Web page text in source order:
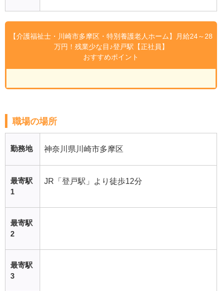
【介護福祉士・川崎市多摩区・特別養護老人ホーム】月給24～28
万円！残業少な目♪登戸駅【正社員】
おすすめポイント
職場の場所
勤務地 神奈川県川崎市多摩区
最寄駅
1
JR「登戸駅」より徒歩12分
最寄駅
2
最寄駅
3